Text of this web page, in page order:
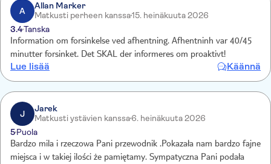
A
Allan Marker
Matkusti perheen kanssa15. heinäkuuta 2026
3.4Tanska
Information om forsinkelse ved afhentning. Afhentninh var 40/45
minutter forsinket. Det SKAL der informeres om proaktivt!
Lue lisää Käännä
J
Jarek
Matkusti ystävien kanssa6. heinäkuuta 2026
5Puola
Bardzo mila i rzeczowa Pani przewodnik .Pokazała nam bardzo fajne
miejsca i w takiej ilości że pamiętamy. Sympatyczna Pani podała